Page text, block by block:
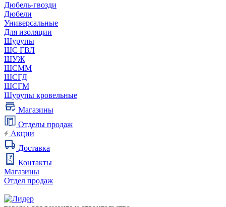
Дюбель-гвозди
Дюбели
Универсальные
Для изоляции
Шурупы
ШС ГВЛ
ШУЖ
ШСММ
ШСГД
ШСГМ
Шурупы кровельные
Магазины
Отделы продаж
Акции
Доставка
Контакты
Магазины
Отдел продаж